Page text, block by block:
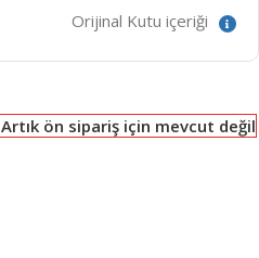
Orijinal Kutu içeriği
Artık ön sipariş için mevcut değil